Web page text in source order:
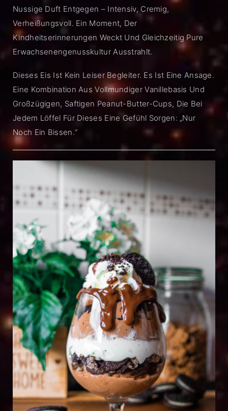
Nussige Duft Entgegen – Intensiv, Cremig,
Verheißungsvoll. Ein Moment, Der
Kindheitserinnerungen Weckt Und Gleichzeitig Pure
Erwachsenengenusskultur Ausstrahlt.
Dieses Eis Ist Kein Leiser Begleiter. Es Ist Eine Ansage.
Eine Kombination Aus Vollmundiger Vanillebasis Und
Großzügigen, Saftigen Peanut-Butter-Cups, Die Bei
Jedem Löffel Für Dieses Eine Gefühl Sorgen: „Nur
Noch Ein Bissen.“